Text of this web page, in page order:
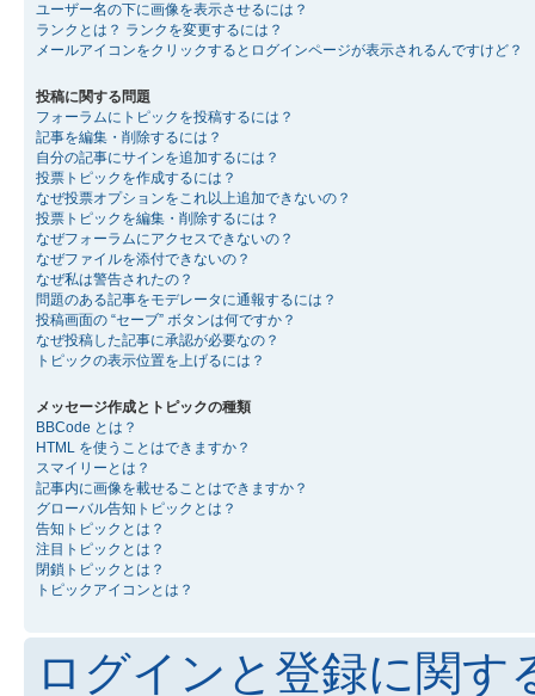
ユーザー名の下に画像を表示させるには？
ランクとは？ ランクを変更するには？
メールアイコンをクリックするとログインページが表示されるんですけど？
投稿に関する問題
フォーラムにトピックを投稿するには？
記事を編集・削除するには？
自分の記事にサインを追加するには？
投票トピックを作成するには？
なぜ投票オプションをこれ以上追加できないの？
投票トピックを編集・削除するには？
なぜフォーラムにアクセスできないの？
なぜファイルを添付できないの？
なぜ私は警告されたの？
問題のある記事をモデレータに通報するには？
投稿画面の “セーブ” ボタンは何ですか？
なぜ投稿した記事に承認が必要なの？
トピックの表示位置を上げるには？
メッセージ作成とトピックの種類
BBCode とは？
HTML を使うことはできますか？
スマイリーとは？
記事内に画像を載せることはできますか？
グローバル告知トピックとは？
告知トピックとは？
注目トピックとは？
閉鎖トピックとは？
トピックアイコンとは？
ログインと登録に関す